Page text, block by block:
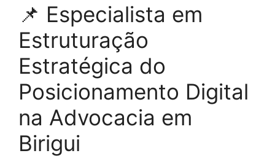
📌 Especialista em
Estruturação
Estratégica do
Posicionamento Digital
na Advocacia em
Birigui